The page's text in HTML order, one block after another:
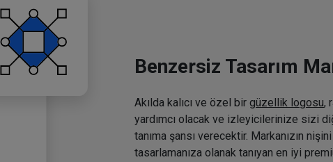
Benzersiz Tasarım
Akılda kalıcı ve özel bir güzellik logosu,
yardımcı olacak ve izleyicilerinize sizi
tanıma şansı verecektir. Markanızın
tasarlamanıza olanak tanıyan en iyi